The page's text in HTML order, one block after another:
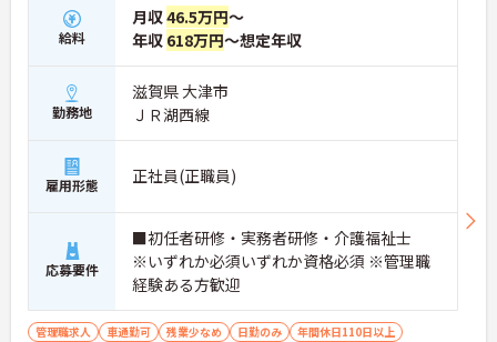
★おすすめPOINT★
【安定した高収入と充実の福利厚生】
・想定年収618万円と高い給与水準に加えて業績に
よる決算賞与の支給があります
・確定給付企業年金への加入や勤続3年以上の退職
金制度など将来に向けた備えができます
利用など嬉しい待遇が揃っております
【ワークライフバランスを大切にできる環境】
・緊急時を除いて基本日勤のみの勤務となるため生
活リズムを整えやすくあります
・年間休日110日のほかご自身の誕生月に1日取得で
きる誕生日休暇があります ・産休育休や子どもの看
護休暇などライフステージの変化に合わせて柔軟に
お休みできます
給料
月収46.5万円～
年収 618万円～想定年収
勤務地
滋賀県 大津市
ＪＲ湖西線
雇用形態 正社員(正職員)
応募要件
■初任者研修・実務者研修・介護福祉士
※いずれか必須いずれか資格必須 ※管理職
経験ある方歓迎
管理職求人 車通勤可 残業少なめ 日勤のみ
年間休日110日以上